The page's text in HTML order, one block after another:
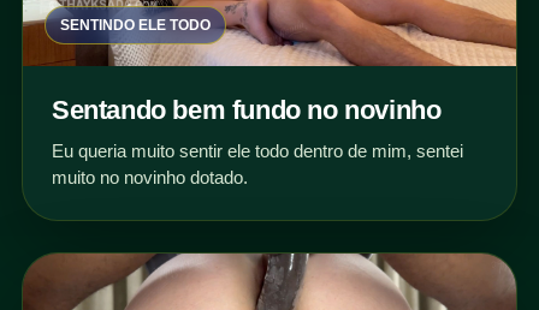
SENTINDO ELE TODO
Sentando bem fundo no novinho
Eu queria muito sentir ele todo dentro de mim, sentei
muito no novinho dotado.